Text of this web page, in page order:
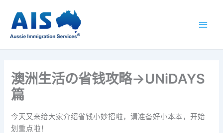
澳洲生活の省钱攻略→UNiDAYS
篇
今天又来给大家介绍省钱小妙招啦，请准备好小本本，开始
划重点啦！